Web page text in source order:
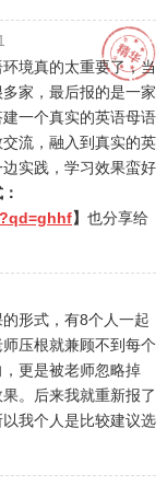
境真的太重要了，当
家，最后报的是一家
一个真实的英语母语
流，融入到真实的英
实践，学习效果蛮好
】 也分享给
形式，有8个人一起
压根就兼顾不到每个
更是被老师忽略掉
。后来我就重新报了
我个人是比较建议选